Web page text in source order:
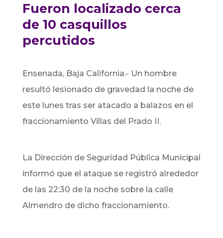
Fueron localizado cerca
de 10 casquillos
percutidos
Ensenada, Baja California.- Un hombre
resultó lesionado de gravedad la noche de
este lunes tras ser atacado a balazos en el
fraccionamiento Villas del Prado II.
La Dirección de Seguridad Pública Municipal
informó que el ataque se registró alrededor
de las 22:30 de la noche sobre la calle
Almendro de dicho fraccionamiento.